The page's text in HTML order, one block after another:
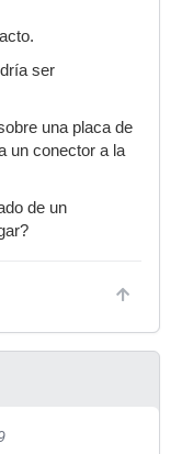
ser
una placa de
un conector a la
de un